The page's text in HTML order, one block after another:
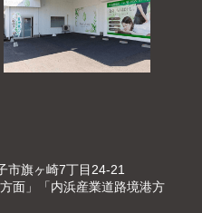
市旗ヶ崎7丁目24-21
面」「内浜産業道路境港方